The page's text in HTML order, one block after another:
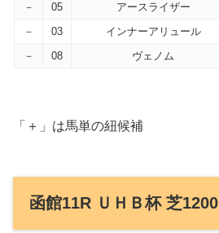
－
05 アースライザー
－
03 インナーアリュール
－
08 ヴェノム
「＋」は馬単の紐候補
函館11R ＵＨＢ杯 芝1200